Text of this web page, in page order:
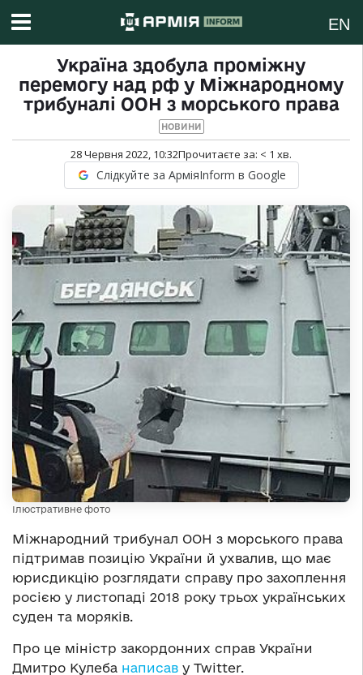
EN
Україна здобула проміжну
перемогу над рф у Міжнародному
трибуналі ООН з морського права
НОВИНИ
28 Червня 2022, 10:32Прочитаєте за: < 1 хв.
Слідкуйте за АрміяInform в Google
Ілюстративне фото
Міжнародний трибунал ООН з морського права
підтримав позицію України й ухвалив, що має
юрисдикцію розглядати справу про захоплення
росією у листопаді 2018 року трьох українських
суден та моряків.
Про це міністр закордонних справ України
Дмитро Кулеба написав у Twitter.